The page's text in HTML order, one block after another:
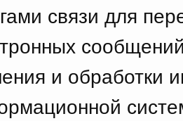
связи для
и обработки